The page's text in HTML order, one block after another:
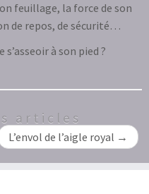
feuillage, la force de son
de repos, de sécurité…
s’asseoir à son pied ?
articles
L’envol de l’aigle royal →